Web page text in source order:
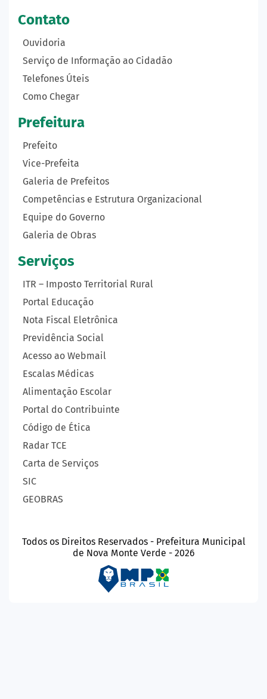
Contato
Ouvidoria
Serviço de Informação ao Cidadão
Telefones Úteis
Como Chegar
Prefeitura
Prefeito
Vice-Prefeita
Galeria de Prefeitos
Competências e Estrutura Organizacional
Equipe do Governo
Galeria de Obras
Serviços
ITR – Imposto Territorial Rural
Portal Educação
Nota Fiscal Eletrônica
Previdência Social
Acesso ao Webmail
Escalas Médicas
Alimentação Escolar
Portal do Contribuinte
Código de Ética
Radar TCE
Carta de Serviços
SIC
GEOBRAS
Todos os Direitos Reservados - Prefeitura Municipal
de Nova Monte Verde - 2026